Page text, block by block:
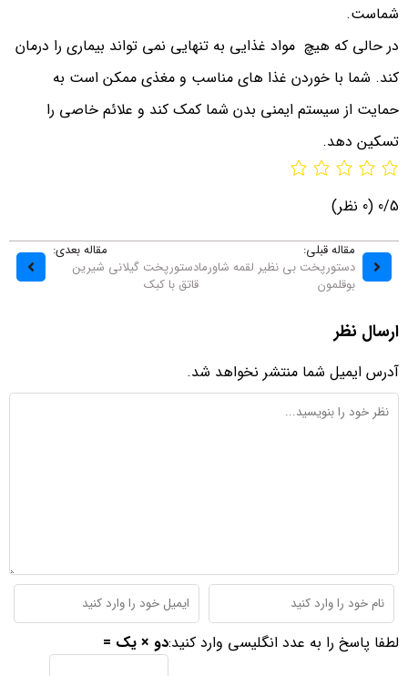
شماست.
در حالی که هیچ مواد غذایی به تنهایی نمی تواند بیماری را درمان
کند. شما با خوردن غذا های مناسب و مغذی ممکن است به
حمایت از سیستم ایمنی بدن شما کمک کند و علائم خاصی را
تسکین دهد.
0/5 (0 نظر)
مقاله قبلی:
دستورپخت بی نظیر لقمه شاورما
بوقلمون
مقاله بعدی:
دستورپخت گیلانی شیرین
قاتق با کبک
ارسال نظر
آدرس ایمیل شما منتشر نخواهد شد.
لطفا پاسخ را به عدد انگلیسی وارد کنید:دو × یک =